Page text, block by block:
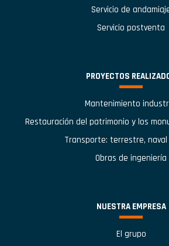
Servicio de
Servicio postventa
PROYECTOS
Mantenimiento
Restauración del patrimonio y los
Transporte: terrestre,
Obras de ingeniería
NUESTRA EMPRESA
El grupo